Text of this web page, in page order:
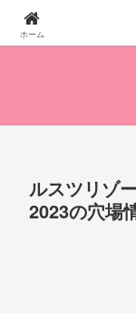
四人の子を持つ母のズ
ルスツリゾ
2023の穴場
ホーム